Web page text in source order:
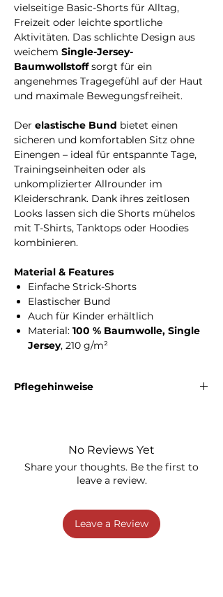
vielseitige Basic-Shorts für Alltag,
Freizeit oder leichte sportliche
Aktivitäten. Das schlichte Design aus
weichem Single-Jersey-
Baumwollstoffsorgt für ein
angenehmes Tragegefühl auf der Haut
und maximale Bewegungsfreiheit.
Der elastische Bund bietet einen
sicheren und komfortablen Sitz ohne
Einengen – ideal für entspannte Tage,
Trainingseinheiten oder als
unkomplizierter Allrounder im
Kleiderschrank. Dank ihres zeitlosen
Looks lassen sich die Shorts mühelos
mit T-Shirts, Tanktops oder Hoodies
kombinieren.
Material & Features
Einfache Strick-Shorts
Elastischer Bund
Auch für Kinder erhältlich
Material: 100 % Baumwolle, Single
Jersey, 210 g/m²
Pflegehinweise
chemisch reinigen.No Reviews Yet
Share your thoughts. Be the first to
leave a review.
Leave a Review